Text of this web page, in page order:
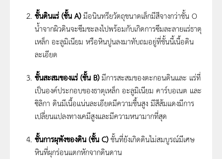
ชั้นดินแร่ (ชั้น A)มีอนินทรียวัตถุขนาดเล็กมีสีจางกว่าชั้น O
น้ำจากผิวดินจะซึมชะลงไปพร้อมกับเกิดการซึมละลายแร่ธาตุ
เหล็ก อะลูมิเนียม หรือหินปูนลงมาทับถมอยู่ที่ชั้นนี้เนื้อดิน
ละเอียด
ชั้นสะสมของแร่ (ชั้น B)มีการสะสมของตะกอนดินและ แร่ที่
เป็นองค์ประกอบของธาตุเหล็ก อะลูมิเนียม คาร์บอเนต และ
ซิลิกา ดินมีเนื้อแน่นละเอียดมีความชื้นสูง มีสีส้มแดงมีการ
เปลี่ยนแปลงทางเคมีสูงและมีความหนามากที่สุด
ชั้นการผุพังของดิน (ชั้น C)ชั้นที่ยังเกิดดินไม่สมบูรณ์มีเศษ
หินที่ผุกร่อนแตกหักจากดินดาน